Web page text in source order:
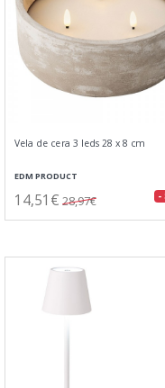
Vela de cera 3 leds 28 x 8 cm
EDM PRODUCT
14,51€ 28,97€ -